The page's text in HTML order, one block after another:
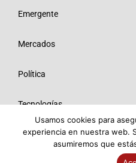
Emergente
Mercados
Política
Tecnologías
Opinión
Usamos cookies para
experiencia en nuestra web.
asumiremos que